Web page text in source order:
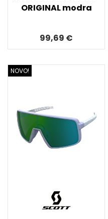
ORIGINAL modra
99,69 €
NOVO!